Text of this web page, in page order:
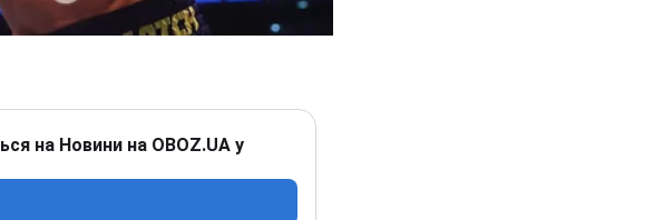
на Новини на OBOZ.UA у